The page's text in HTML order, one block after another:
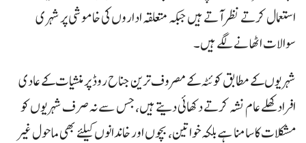
استعمال کرتے نظر آتے ہیں جبکہ متعلقہ اداروں کی خاموشی پر شہری
سوالات اٹھانے لگے ہیں۔
شہریوں کے مطابق کوئٹہ کے مصروف ترین جناح روڈ پر منشیات کے عادی
افراد کھلے عام نشہ کرتے دکھائی دیتے ہیں، جس سے نہ صرف شہریوں کو
مشکلات کا سامنا ہے بلکہ خواتین، بچوں اور خاندانوں کیلئے بھی ماحول غیر